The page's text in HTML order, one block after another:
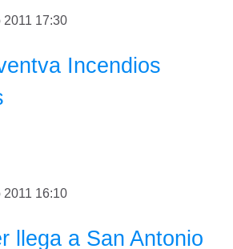
2011 17:30
Incendios
2011 16:10
llega a San Antonio